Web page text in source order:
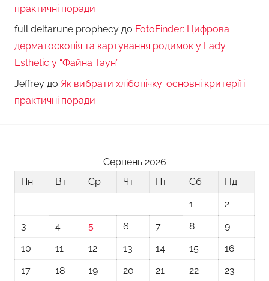
практичні поради
full deltarune prophecy до FotoFinder: Цифрова
дерматоскопія та картування родимок у Lady
Esthetic у “Файна Таун”
Jeffrey до Як вибрати хлібопічку: основні критерії і
практичні поради
Серпень 2026
Пн
Вт Ср Чт Пт Сб
Нд
1
2
3
4 5 6 7 8
9
10
11 12 13 14 15
16
17
18 19 20 21 22 23